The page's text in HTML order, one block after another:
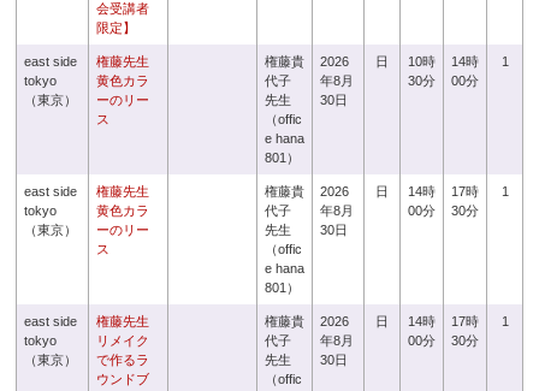
会受講者
限定】
east side
tokyo
（東京）
権藤先生
黄色カラ
ーのリー
ス
権藤貴
代子
先生
（offic
e hana
801）
2026
年8月
30日
日
10時
30分
14時
00分
1
east side
tokyo
（東京）
権藤先生
黄色カラ
ーのリー
ス
権藤貴
代子
先生
（offic
e hana
801）
2026
年8月
30日
日
14時
00分
17時
30分
1
east side
tokyo
（東京）
権藤先生
リメイク
で作るラ
ウンドブ
権藤貴
代子
先生
（offic
2026
年8月
30日
日
14時
00分
17時
30分
1